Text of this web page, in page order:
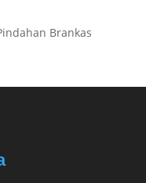
Brankas